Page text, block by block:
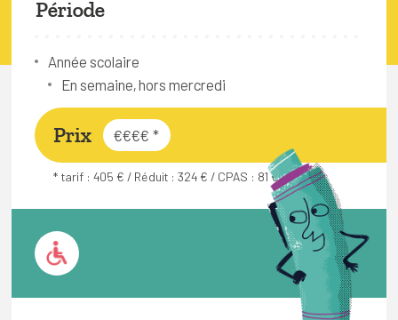
Période
Année scolaire
En semaine, hors mercredi
Prix €€€€ *
* tarif : 405 € / Réduit : 324 € / CPAS : 81 €